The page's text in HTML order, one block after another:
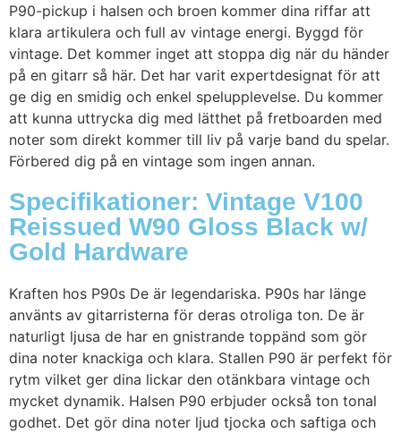
P90-pickup i halsen och broen kommer dina riffar att
klara artikulera och full av vintage energi. Byggd för
vintage. Det kommer inget att stoppa dig när du händer
på en gitarr så här. Det har varit expertdesignat för att
ge dig en smidig och enkel spelupplevelse. Du kommer
att kunna uttrycka dig med lätthet på fretboarden med
noter som direkt kommer till liv på varje band du spelar.
Förbered dig på en vintage som ingen annan.
Specifikationer: Vintage V100
Reissued W90 Gloss Black w/
Gold Hardware
Kraften hos P90s De är legendariska. P90s har länge
använts av gitarristerna för deras otroliga ton. De är
naturligt ljusa de har en gnistrande toppänd som gör
dina noter knackiga och klara. Stallen P90 är perfekt för
rytm vilket ger dina lickar den otänkbara vintage och
mycket dynamik. Halsen P90 erbjuder också ton tonal
godhet. Det gör dina noter ljud tjocka och saftiga och